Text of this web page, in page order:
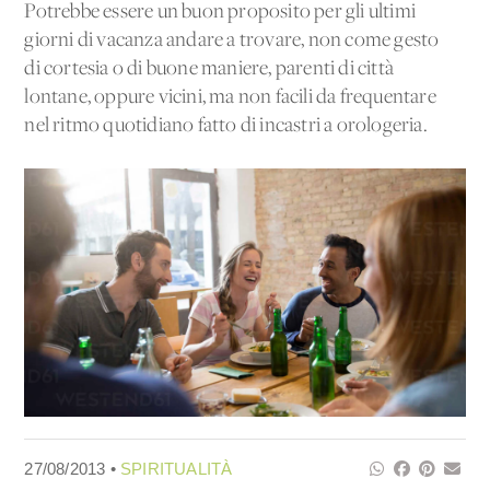
Potrebbe essere un buon proposito per gli ultimi
giorni di vacanza andare a trovare, non come gesto
di cortesia o di buone maniere, parenti di città
lontane, oppure vicini, ma non facili da frequentare
nel ritmo quotidiano fatto di incastri a orologeria.
27/08/2013 • SPIRITUALITÀ